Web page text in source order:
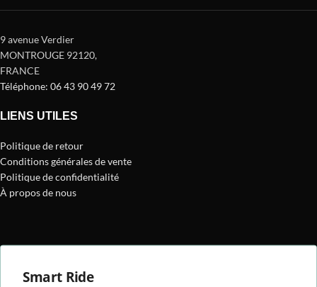
9 avenue Verdier
MONTROUGE 92120,
FRANCE
Téléphone: 06 43 90 49 72
LIENS UTILES
Politique de retour
Conditions générales de vente
Politique de confidentialité
À propos de nous
Smart Ride